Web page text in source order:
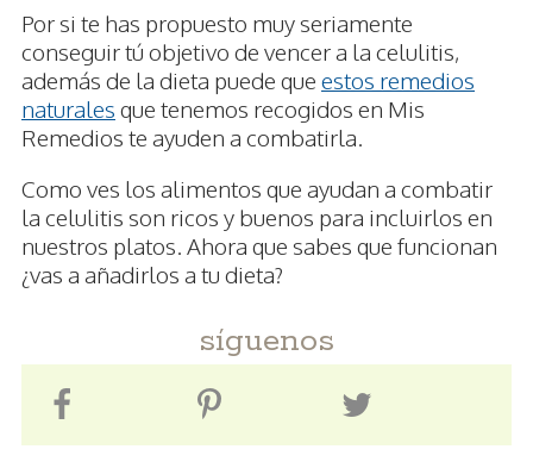
Por si te has propuesto muy seriamente
conseguir tú objetivo de vencer a la celulitis,
además de la dieta puede que estos remedios
naturales que tenemos recogidos en Mis
Remedios te ayuden a combatirla.
Como ves los alimentos que ayudan a combatir
la celulitis son ricos y buenos para incluirlos en
nuestros platos. Ahora que sabes que funcionan
¿vas a añadirlos a tu dieta?
síguenos